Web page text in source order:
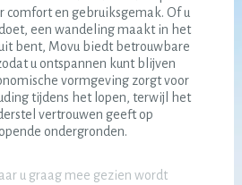
comfort en gebruiksgemak. Of u
een wandeling maakt in het
bent, Movu biedt betrouwbare
u ontspannen kunt blijven
vormgeving zorgt voor
tijdens het lopen, terwijl het
vertrouwen geeft op
ondergronden.
u graag mee gezien wordt